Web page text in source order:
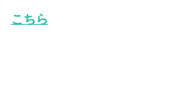
こちら